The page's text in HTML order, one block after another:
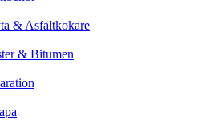
& Asfaltkokare
& Bitumen